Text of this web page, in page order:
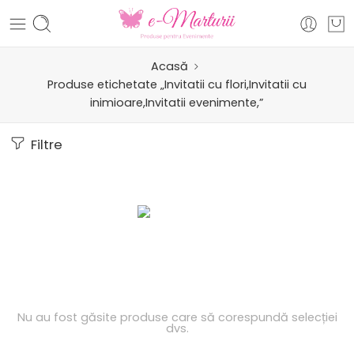
Acasă
Produse etichetate „Invitatii cu flori,Invitatii cu
inimioare,Invitatii evenimente,”
Filtre
Nu au fost găsite produse care să corespundă selecției
dvs.